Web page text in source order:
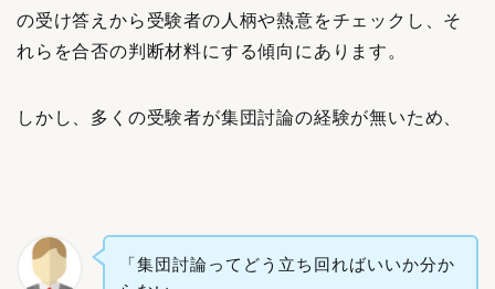
の受け答えから受験者の人柄や熱意をチェックし、そ
れらを合否の判断材料にする傾向にあります。
しかし、多くの受験者が集団討論の経験が無いため、
「集団討論ってどう立ち回ればいいか分か